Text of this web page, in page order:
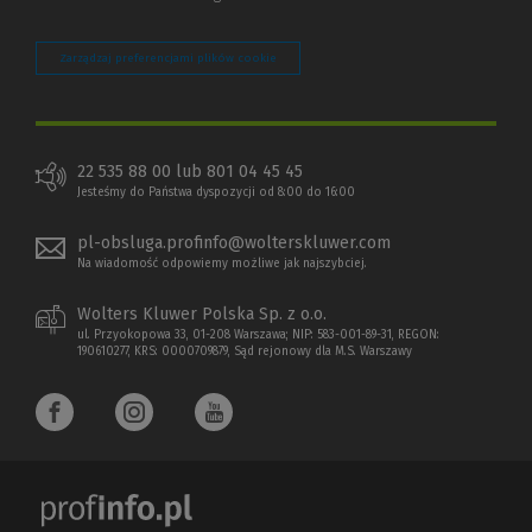
Zarządzaj preferencjami plików cookie
22 535 88 00 lub 801 04 45 45
Jesteśmy do Państwa dyspozycji od 8:00 do 16:00
pl-obsluga.profinfo@wolterskluwer.com
Na wiadomość odpowiemy możliwe jak najszybciej.
Wolters Kluwer Polska Sp. z o.o.
ul. Przyokopowa 33, 01-208 Warszawa; NIP: 583-001-89-31, REGON:
190610277, KRS: 0000709879, Sąd rejonowy dla M.S. Warszawy